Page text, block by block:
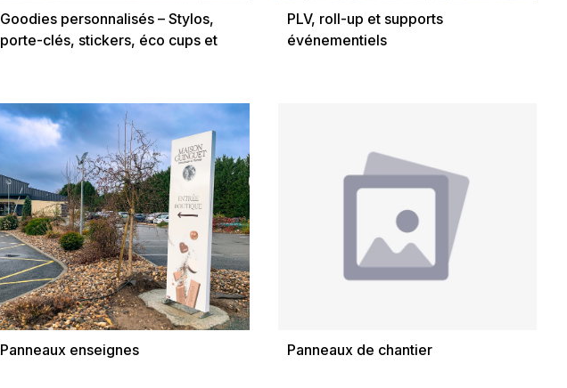
Goodies personnalisés – Stylos,
porte-clés, stickers, éco cups et
PLV, roll-up et supports
événementiels
Panneaux enseignes Panneaux de chantier